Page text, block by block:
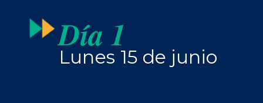
Día 1
Lunes 15 de junio